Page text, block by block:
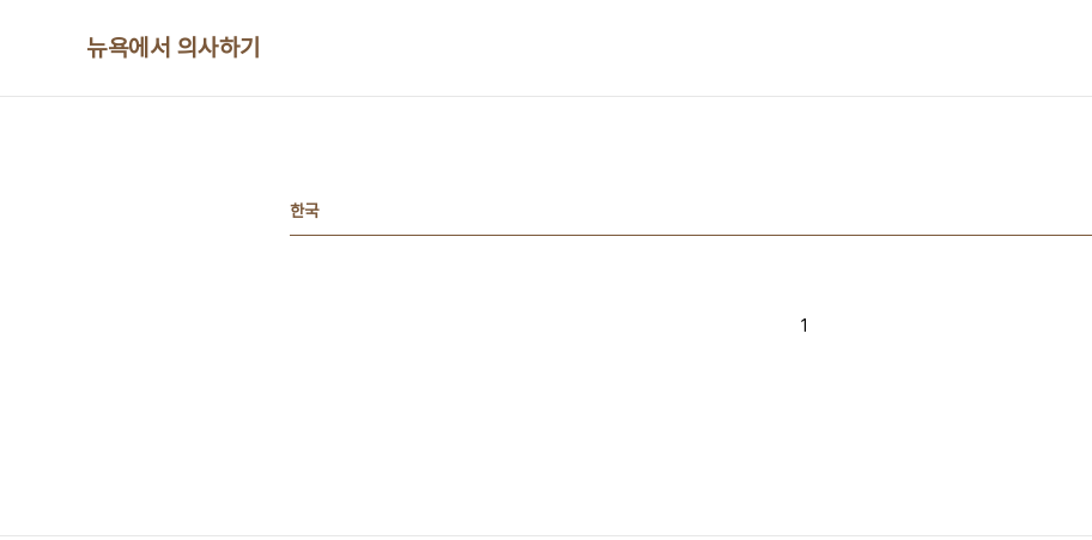
뉴욕에서 의사하기
한국
1